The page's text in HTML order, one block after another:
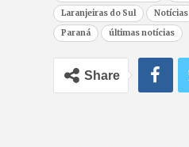
Laranjeiras do Sul
Notícias
Paraná
últimas notícias
Share